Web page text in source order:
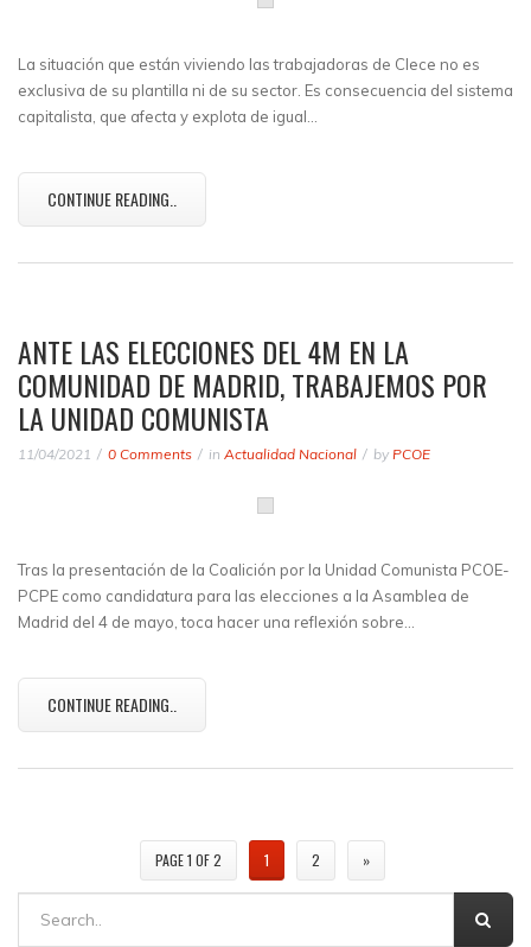
La situación que están viviendo las trabajadoras de Clece no es
exclusiva de su plantilla ni de su sector. Es consecuencia del sistema
capitalista, que afecta y explota de igual…
CONTINUE READING..
ANTE LAS ELECCIONES DEL 4M EN LA
COMUNIDAD DE MADRID, TRABAJEMOS POR
LA UNIDAD COMUNISTA
11/04/2021 0 Comments in Actualidad Nacional by PCOE
Tras la presentación de la Coalición por la Unidad Comunista PCOE-
PCPE como candidatura para las elecciones a la Asamblea de
Madrid del 4 de mayo, toca hacer una reflexión sobre…
CONTINUE READING..
PAGE 1 OF 2 1 2 »